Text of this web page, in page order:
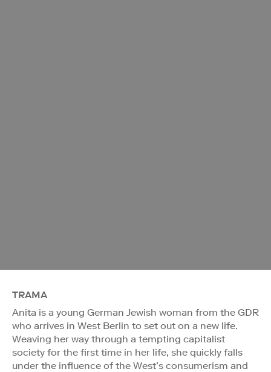
TRAMA
Anita is a young German Jewish woman from the GDR
who arrives in West Berlin to set out on a new life.
Weaving her way through a tempting capitalist
society for the first time in her life, she quickly falls
under the influence of the West’s consumerism and